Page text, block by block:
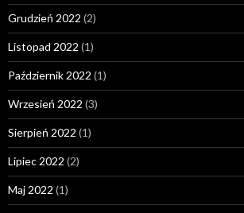
Grudzień 2022 (2)
Listopad 2022 (1)
Październik 2022 (1)
Wrzesień 2022 (3)
Sierpień 2022 (1)
Lipiec 2022 (2)
Maj 2022 (1)